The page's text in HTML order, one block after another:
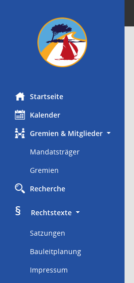
Startseite
Kalender
Gremien & Mitglieder
Mandatsträger
Gremien
Recherche
§
     Rechtstexte
Satzungen
Bauleitplanung
Impressum